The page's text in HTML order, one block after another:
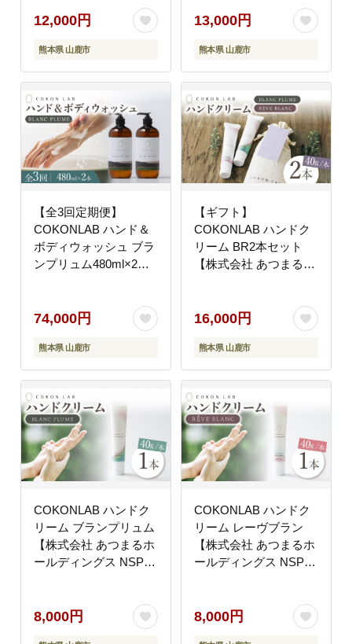
12,000円
熊本県 山鹿市
13,000円
熊本県 山鹿市
【全3回定期便】
COKONLAB ハンド＆
ボディウォッシュ ブラ
ンプリュム480ml×2本
鹿工場】 [ZBR021]
74,000円
熊本県 山鹿市
【ギフト】
COKONLAB ハンドク
リーム BR2本セット
【株式会社 あつまるホ
16,000円
熊本県 山鹿市
COKONLAB ハンドク
リーム ブランプリュム
【株式会社 あつまるホ
ールディングス NSP山
8,000円
COKONLAB ハンドク
リーム レーヴブラン
【株式会社 あつまるホ
ールディングス NSP山
8,000円